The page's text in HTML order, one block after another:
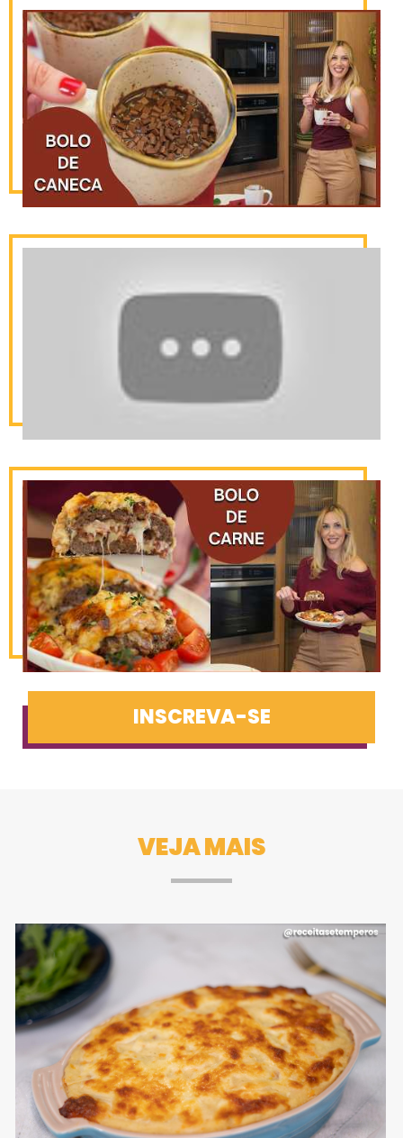
INSCREVA-SE
VEJA MAIS